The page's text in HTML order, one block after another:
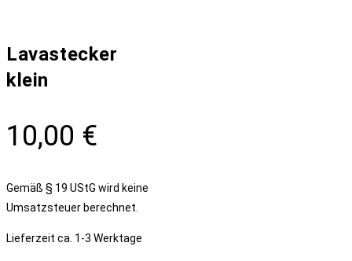
Lavastecker
klein
10,00 €
Gemäß § 19 UStG wird keine
Umsatzsteuer berechnet.
Lieferzeit ca. 1-3 Werktage